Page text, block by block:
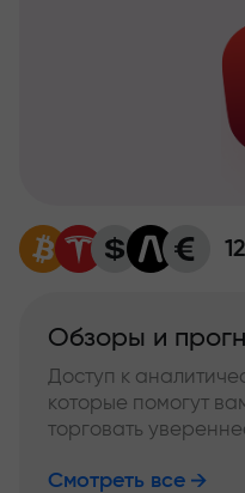
Обзоры и
Доступ к
которые помогут
торговать
Смотреть все